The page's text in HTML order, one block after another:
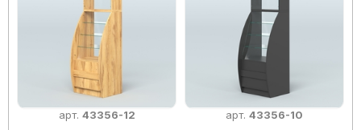
арт. 43356-12
арт. 43356-10